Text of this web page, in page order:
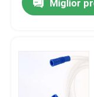
Miglior